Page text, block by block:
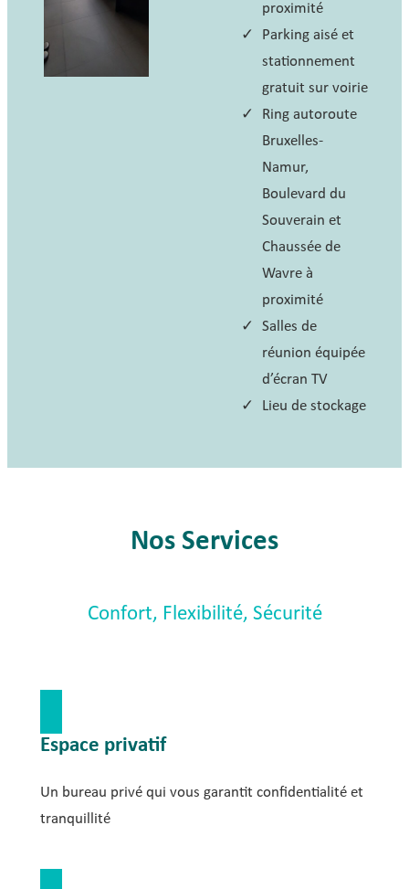
proximité
Parking aisé et
stationnement
gratuit sur voirie
Ring autoroute
Bruxelles-
Namur,
Boulevard du
Souverain et
Chaussée de
Wavre à
proximité
Salles de
réunion équipée
d’écran TV
Lieu de stockage
Nos Services
Confort, Flexibilité, Sécurité
Espace privatif
Un bureau privé qui vous garantit confidentialité et
tranquillité